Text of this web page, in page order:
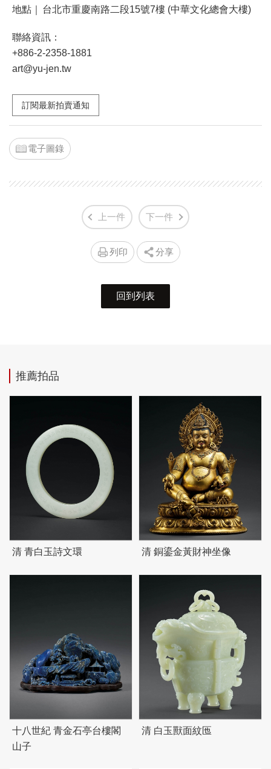
地點｜
台北市重慶南路二段15號7樓 (中華文化總會大樓)
聯絡資訊：
+886-2-2358-1881
art@yu-jen.tw
訂閱最新拍賣通知
電子圖錄
上一件 下一件
列印 分享
回到列表
推薦拍品
清 青白玉詩文環 清 銅鎏金黃財神坐像
十八世紀 青金石亭台樓閣
山子
清 白玉獸面紋匜